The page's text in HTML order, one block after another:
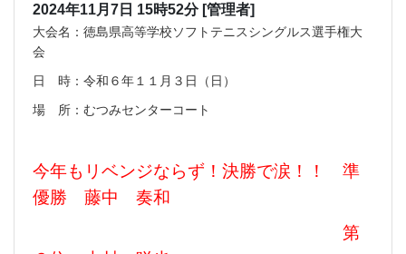
2024年11月7日 15時52分 [管理者]
大会名：徳島県高等学校ソフトテニスシングルス選手権大
会
日 時：令和６年１１月３日（日）
場 所：むつみセンターコート
今年もリベンジならず！決勝で涙！！ 準
優勝 藤中 奏和
第